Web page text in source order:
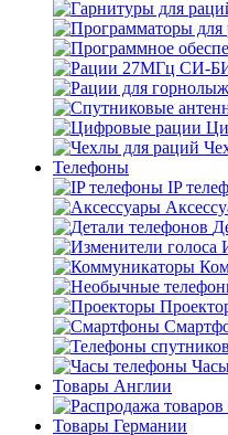
Телефоны
IP
Товары Англии
Товары Германии